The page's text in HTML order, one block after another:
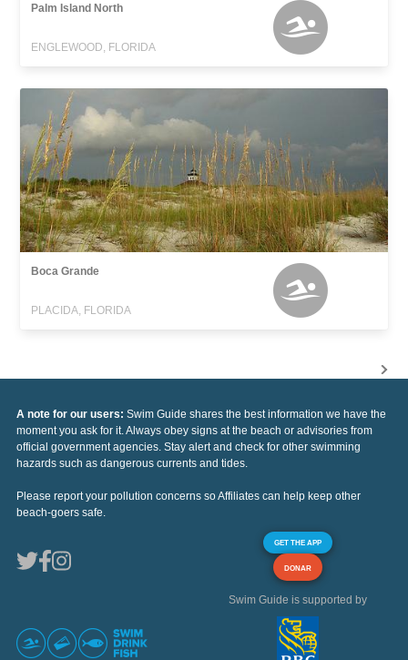
Palm Island North
ENGLEWOOD, FLORIDA
Boca Grande
PLACIDA, FLORIDA
A note for our users: Swim Guide shares the best information we have the
moment you ask for it. Always obey signs at the beach or advisories from
official government agencies. Stay alert and check for other swimming
hazards such as dangerous currents and tides.
Please report your pollution concerns so Affiliates can help keep other
beach-goers safe.
GET THE APP
DONAR
Swim Guide is supported by